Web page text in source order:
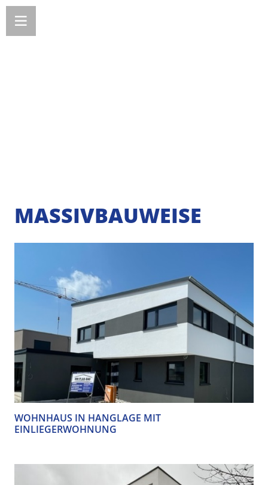
MASSIVBAUWEISE
WOHNHAUS IN HANGLAGE MIT
EINLIEGERWOHNUNG